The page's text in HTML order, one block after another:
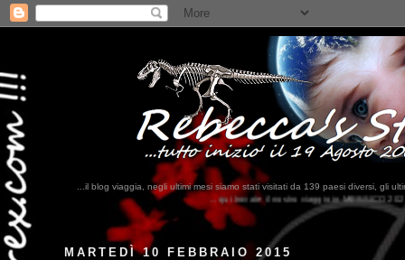
...il blog viaggia, negli ultimi mesi siamo stati visitati da 139 paesi diversi, gli
...qui trovate il nostro viaggio in MESSICO 2023...clikka qui !!!
MARTEDÌ 10 FEBBRAIO 2015